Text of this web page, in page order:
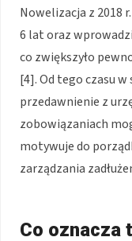
Nowelizacja z 2018
6 lat oraz
co zwiększyło
[4]. Od tego czasu
przedawnienie z
zobowiązaniach
motywuje do
zarządzania
Co oznacza